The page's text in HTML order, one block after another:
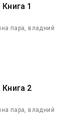
1
пара, владний
Книга 2
пара, владний